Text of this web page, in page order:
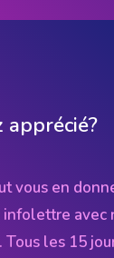
apprécié?
vous en
infolettre avec
les 15